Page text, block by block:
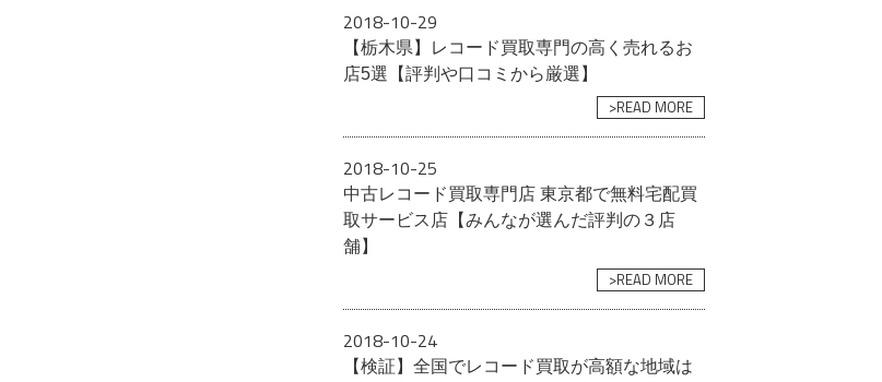
2018-10-29
【栃木県】レコード買取専門の高く売れるお
店5選【評判や口コミから厳選】
>READ MORE
2018-10-25
中古レコード買取専門店 東京都で無料宅配買
取サービス店【みんなが選んだ評判の３店
舗】
>READ MORE
2018-10-24
【検証】全国でレコード買取が高額な地域は